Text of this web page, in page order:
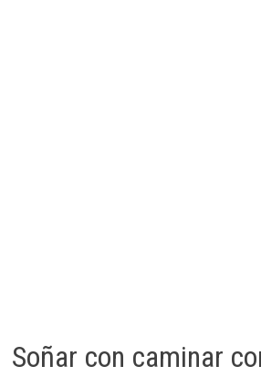
Soñar con caminar